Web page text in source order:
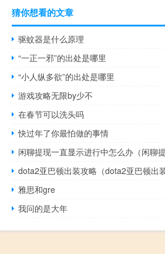
猜你想看的文章
驱蚊器是什么原理
“一正一邪”的出处是哪里
“小人纵多欲”的出处是哪里
游戏攻略无限by少不
在春节可以洗头吗
快过年了你最怕做的事情
闲聊提现一直显示进行中怎么办（闲聊
dota2亚巴顿出装攻略（dota2亚巴顿出装
雅思和gre
我问的是大年